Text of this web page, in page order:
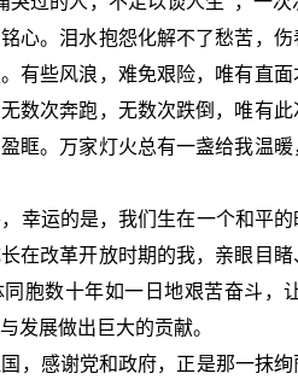
心。泪水抱怨化解不了愁苦，
有些风浪，难免艰险，唯有直
数次奔跑，无数次跌倒，唯有
眶。万家灯火总有一盏给我温
幸运的是，我们生在一个和平
在改革开放时期的我，亲眼目
胞数十年如一日地艰苦奋斗，
发展做出巨大的贡献。
，感谢党和政府，正是那一抹